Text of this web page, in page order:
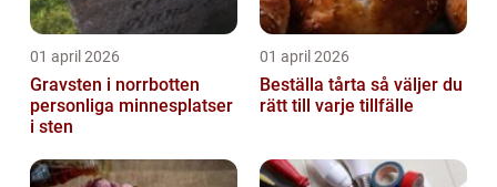
01 april 2026
Gravsten i norrbotten
personliga minnesplatser
i sten
01 april 2026
Beställa tårta så väljer du
rätt till varje tillfälle